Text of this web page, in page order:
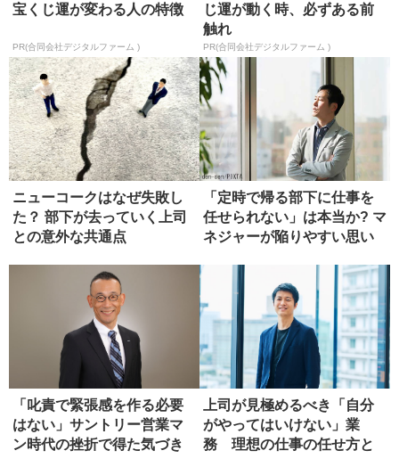
宝くじ運が変わる人の特徴
PR(合同会社デジタルファーム )
じ運が動く時、必ずある前
触れ
PR(合同会社デジタルファーム )
ニューコークはなぜ失敗し
た？ 部下が去っていく上司
との意外な共通点
「定時で帰る部下に仕事を
任せられない」は本当か? マ
ネジャーが陥りやすい思い
「叱責で緊張感を作る必要
はない」サントリー営業マ
ン時代の挫折で得た気づき
上司が見極めるべき「自分
がやってはいけない」業
務 理想の仕事の任せ方と